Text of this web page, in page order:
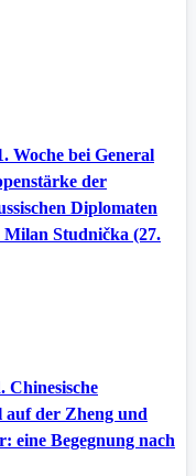
Woche bei General
der
Diplomaten
Milan Studnička (27.
Chinesische
auf der Zheng und
eine Begegnung nach